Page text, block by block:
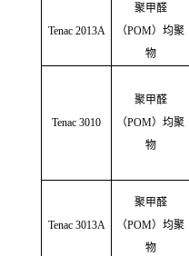
Tenac 2013A
聚甲醛
（POM）均聚
物
Tenac 3010
聚甲醛
（POM）均聚
物
Tenac 3013A
聚甲醛
（POM）均聚
物